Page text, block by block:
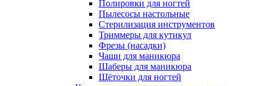
Полировки для ногтей
Пылесосы настольные
Стерилизация инструментов
Триммеры для кутикул
Фрезы (насадки)
Чаши для маникюра
Шаберы для маникюра
Щёточки для ногтей